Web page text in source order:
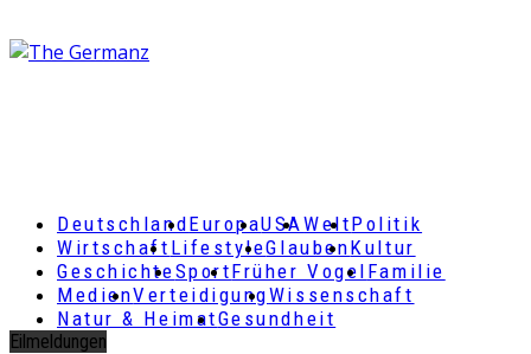
DeutschlandEuropaUSAWeltPolitik
Wirtschaft LifestyleGlaubenKultur
GeschichteSportFrüher Vogel Familie
MedienVerteidigungWissenschaft
Natur & HeimatGesundheit
Eilmeldungen